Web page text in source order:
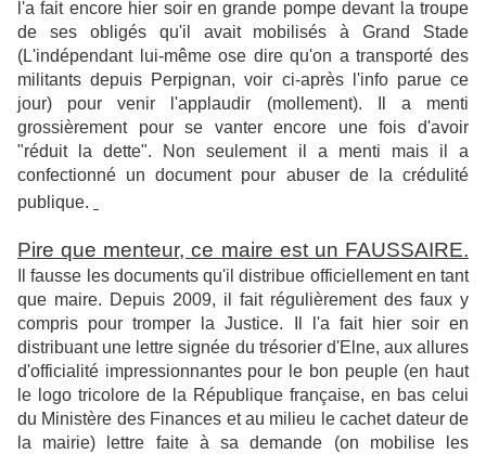
l'a fait encore hier soir en grande pompe devant la troupe
de ses obligés qu'il avait mobilisés à Grand Stade
(L'indépendant lui-même ose dire qu'on a transporté des
militants depuis Perpignan, voir ci-après l'info parue ce
jour) pour venir l'applaudir (mollement). Il a menti
grossièrement pour se vanter encore une fois d'avoir
"réduit la dette". Non seulement il a menti mais il a
confectionné un document pour abuser de la crédulité
publique.
Pire que menteur, ce maire est un FAUSSAIRE.
Il fausse les documents qu'il distribue officiellement en tant
que maire. Depuis 2009, i l fait régulièrement des faux y
compris pour tromper la Justice. Il l'a fait hier soir en
distribuant une lettre signée du trésorier d'Elne, aux allures
d'officialité impressionnantes pour le bon peuple (en haut
le logo tricolore de la République française, en bas celui
du Ministère des Finances et au milieu le cachet dateur de
la mairie) lettre faite à sa demande (on mobilise les